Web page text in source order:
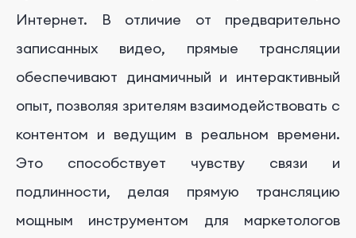
маркетинга приложений вместе с FoxData
Интернет. В отличие от предварительно
записанных видео, прямые трансляции
обеспечивают динамичный и интерактивный
опыт, позволяя зрителям взаимодействовать с
контентом и ведущим в реальном времени.
Это способствует чувству связи и
подлинности, делая прямую трансляцию
мощным инструментом для маркетологов